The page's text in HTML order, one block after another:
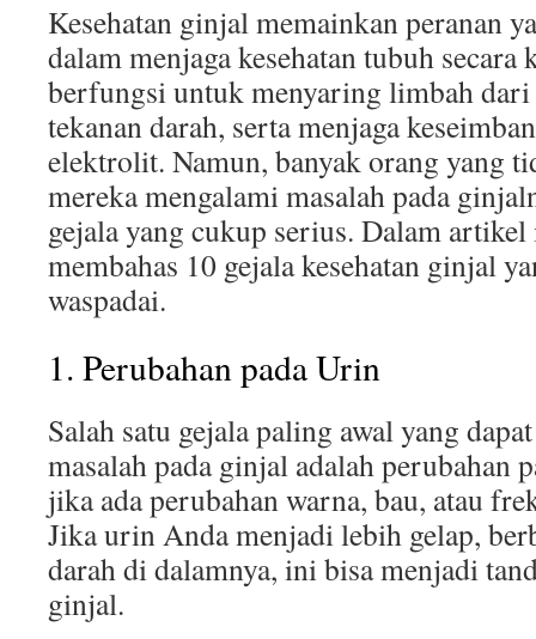
Kesehatan ginjal memainkan peranan
dalam menjaga kesehatan tubuh
berfungsi untuk menyaring limbah dari
tekanan darah, serta menjaga
elektrolit. Namun, banyak orang yang
mereka mengalami masalah pada
gejala yang cukup serius. Dalam
membahas 10 gejala kesehatan ginjal
waspadai.
1. Perubahan pada Urin
Salah satu gejala paling awal yang
masalah pada ginjal adalah perubahan
jika ada perubahan warna, bau, atau
Jika urin Anda menjadi lebih gelap,
darah di dalamnya, ini bisa menjadi
ginjal.